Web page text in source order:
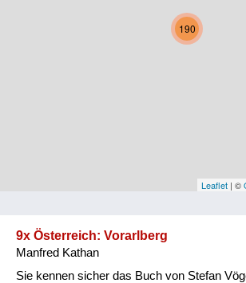
Niederösterreich
Oberösterreich
Vorarlberg
190
Leaflet | ©
9x Österreich: Vorarlberg
Manfred Kathan
Sie kennen sicher das Buch von Stefan